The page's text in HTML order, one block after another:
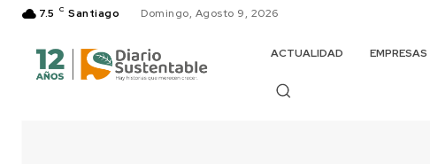
7.5 C Santiago Domingo, Agosto 9, 2026
ACTUALIDAD EMPRESAS